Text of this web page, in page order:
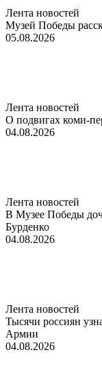
Лента новостей
Музей Победы
05.08.2026
Лента новостей
О подвигах коми-
04.08.2026
Лента новостей
В Музее Победы
Бурденко
04.08.2026
Лента новостей
Тысячи россиян
Армии
04.08.2026